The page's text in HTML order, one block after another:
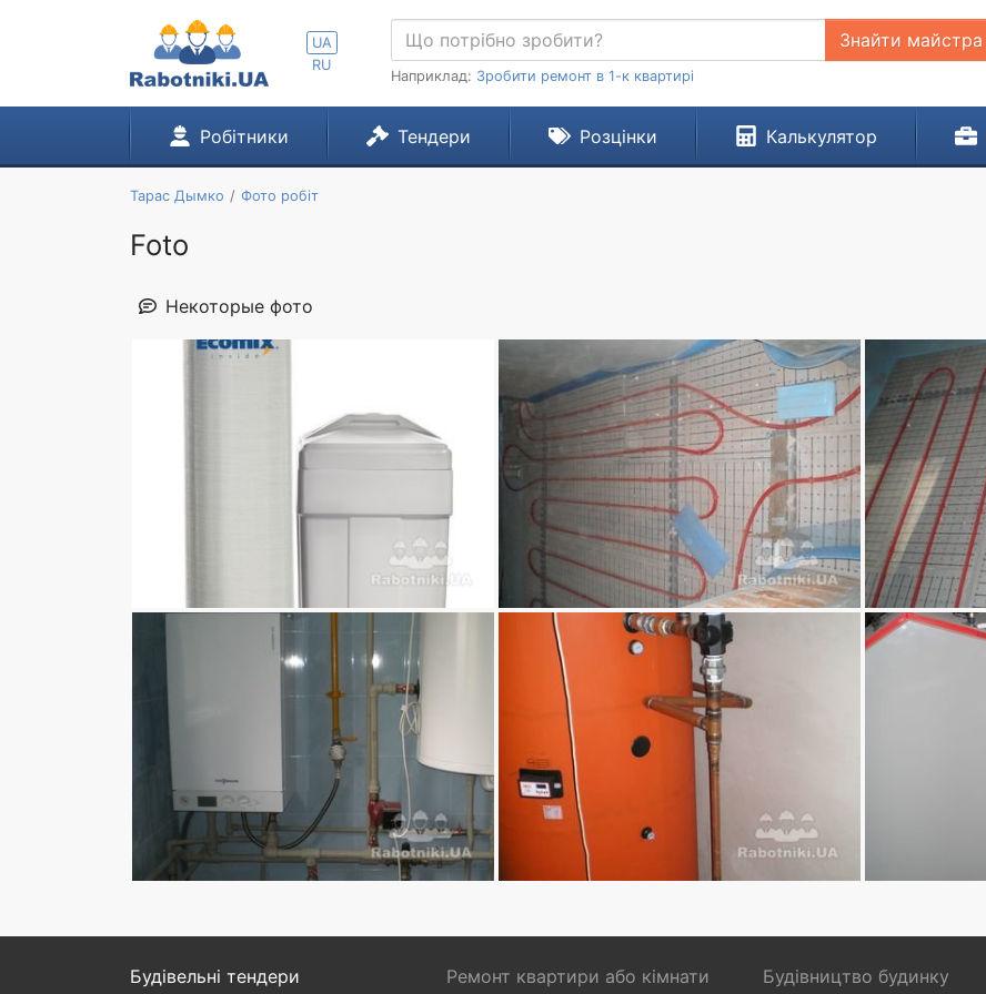
UA
RU
Знайти майстра
Наприклад: Зробити ремонт в 1-к квартирі
Робітники Тендери Розцінки Калькулятор
Тарас Дымко Фото робіт
Foto
Некоторые фото
Будівельні тендери
Ремонт квартири або кімнати
Будівництво будинку